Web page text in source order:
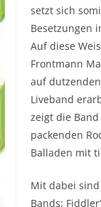
setzt sich
Besetzungen
Auf diese
Frontmann
auf
Liveband
zeigt die
packenden
Balladen mit
Mit dabei
Bands: